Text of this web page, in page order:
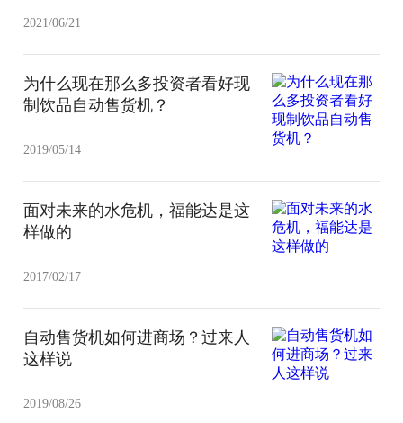
2021/06/21
为什么现在那么多投资者看好现
制饮品自动售货机？
2019/05/14
面对未来的水危机，福能达是这
样做的
2017/02/17
自动售货机如何进商场？过来人
这样说
2019/08/26